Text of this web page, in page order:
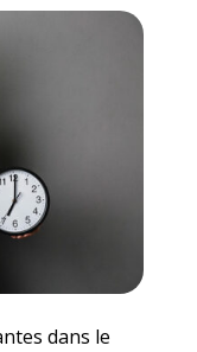
dans le